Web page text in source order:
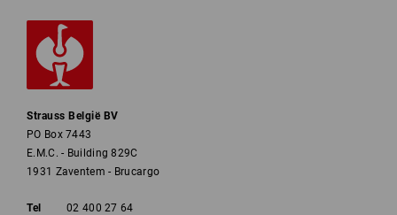
Strauss België BV
PO Box 7443
E.M.C. - Building 829C
1931 Zaventem - Brucargo
Tel
02 400 27 64